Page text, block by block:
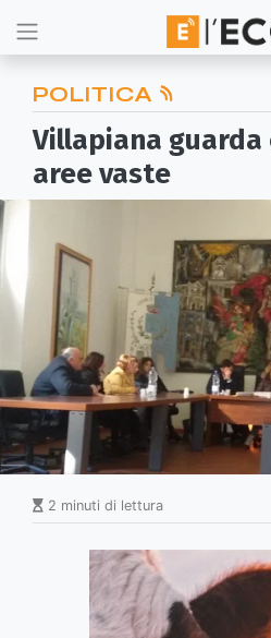
POLITICA
Villapiana guarda
aree vaste
2 minuti di lettura